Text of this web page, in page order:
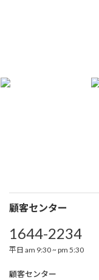
顧客センター
1644-2234
平日 am 9:30 ~ pm 5:30
顧客センター